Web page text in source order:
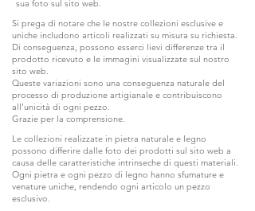
sua foto sul sito web.
Si prega di notare che le nostre collezioni esclusive e
uniche includono articoli realizzati su misura su richiesta.
Di conseguenza, possono esserci lievi differenze tra il
prodotto ricevuto e le immagini visualizzate sul nostro
sito web.
Queste variazioni sono una conseguenza naturale del
processo di produzione artigianale e contribuiscono
all’unicità di ogni pezzo.
Grazie per la comprensione.
Le collezioni realizzate in pietra naturale e legno
possono differire dalle foto dei prodotti sul sito web a
causa delle caratteristiche intrinseche di questi materiali.
Ogni pietra e ogni pezzo di legno hanno sfumature e
venature uniche, rendendo ogni articolo un pezzo
esclusivo.